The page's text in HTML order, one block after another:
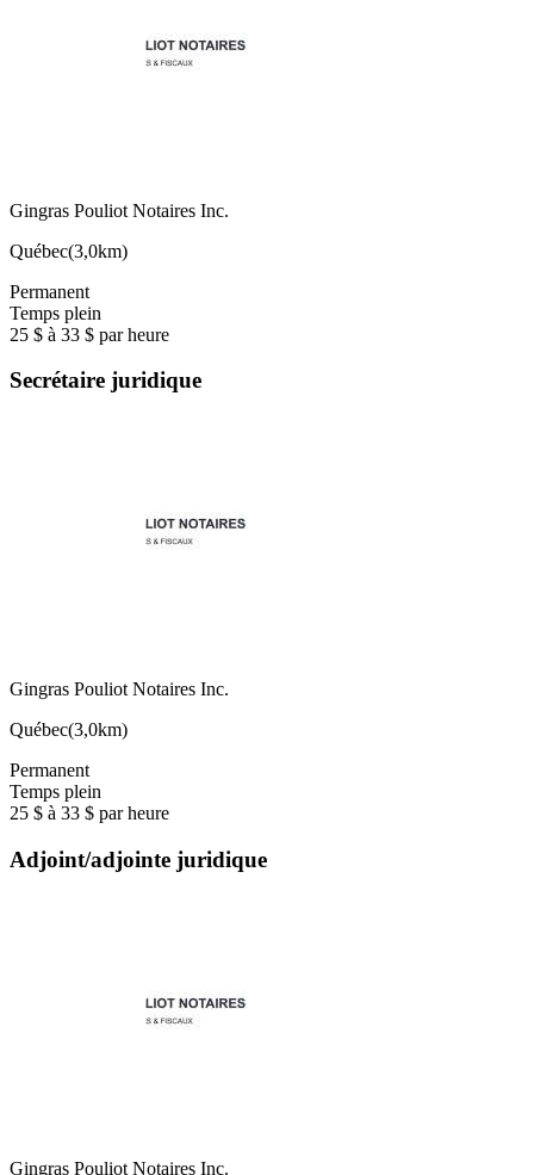
Gingras Pouliot Notaires Inc.
Québec(3,0km)
Permanent
Temps plein
25 $ à 33 $ par heure
Secrétaire juridique
Gingras Pouliot Notaires Inc.
Québec(3,0km)
Permanent
Temps plein
25 $ à 33 $ par heure
Adjoint/adjointe juridique
Gingras Pouliot Notaires Inc.